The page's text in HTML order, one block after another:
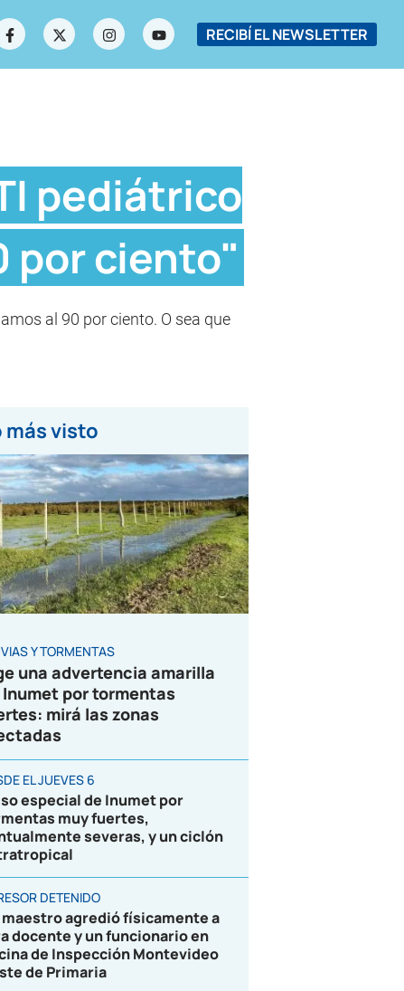
RECIBÍ EL NEWSLETTER
pediátrico
por ciento"
al 90 por ciento. O sea que
más visto
Y TORMENTAS
una advertencia amarilla
Inumet por tormentas
mirá las zonas
EL JUEVES 6
especial de Inumet por
muy fuertes,
severas, y un ciclón
DETENIDO
maestro agredió físicamente a
docente y un funcionario en
de Inspección Montevideo
de Primaria